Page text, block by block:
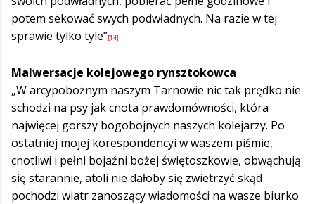
potem sekować swych podwładnych. Na razie w tej
sprawie tylko tyle”[14].
Malwersacje kolejowego rynsztokowca
„W arcypobożnym naszym Tarnowie nic tak prędko nie
schodzi na psy jak cnota prawdomówności, która
najwięcej gorszy bogobojnych naszych kolejarzy. Po
ostatniej mojej korespondencyi w waszem piśmie,
cnotliwi i pełni bojaźni bożej świętoszkowie, obwąchują
się starannie, atoli nie dałoby się zwietrzyć skąd
pochodzi wiatr zanoszący wiadomości na wasze biurko